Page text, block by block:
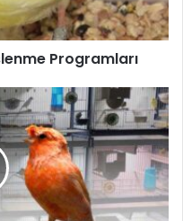
Programları